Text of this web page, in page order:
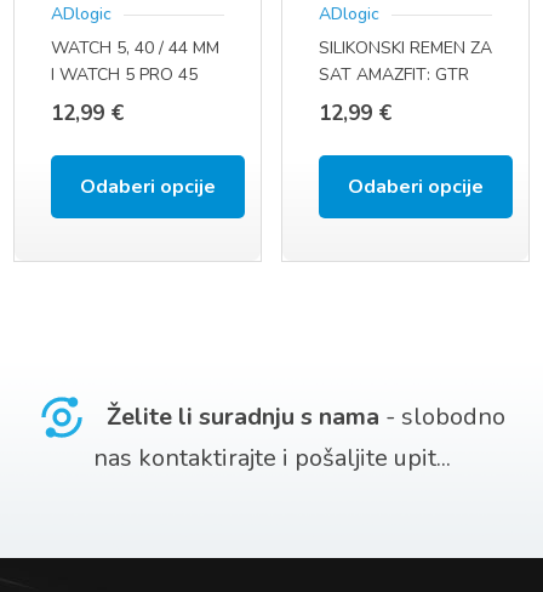
mogu
odabrati
na
proizvoda
mogu
odabrati
na
proizvoda
ADlogic
WATCH 5, 40 / 44 MM
I WATCH 5 PRO 45
MM
12,99 €
Odaberi opcije
varijanti.
Opcije
odabrati
ADlogic
SILIKONSKI REMEN ZA
SAT AMAZFIT: GTR
47 MM (A1901), GTR
2, GTR 2E, GTR 3,
GTR 3 PRO, GTR 4 (22
MM)
12,99 €
Odaberi opcije
Opcije
odabrati
Želite li suradnju s nama - slobodno
nas kontaktirajte i pošaljite upit...